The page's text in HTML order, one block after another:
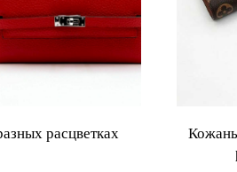
расцветках